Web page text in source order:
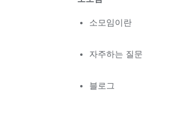
소모임이란
자주하는 질문
블로그